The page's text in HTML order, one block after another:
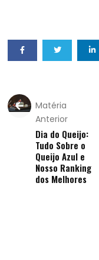
Matéria
Anterior
Dia do Queijo:
Tudo Sobre o
Queijo Azul e
Nosso Ranking
dos Melhores